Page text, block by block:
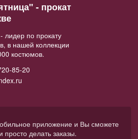
- прокат
лидер по прокату
в нашей коллекции
костюмов.
85-20
приложение и Вы сможете
просто делать заказы.